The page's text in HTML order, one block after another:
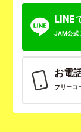
LINE
JAM公式
お電
フリーコ